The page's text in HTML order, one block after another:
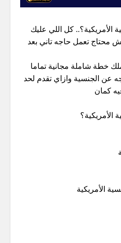
الأمريكية؟.. كل اللي عليك
محتاج تعمل حاجه تاني بعد
خطة شاملة مجانية تماما
عن الجنسية وازاي تقدم لحد
كمان